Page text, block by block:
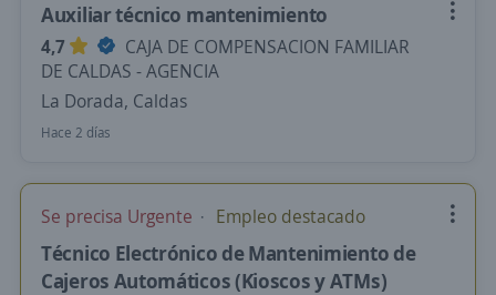
Auxiliar técnico mantenimiento
4,7
CAJA DE COMPENSACION FAMILIAR
DE CALDAS - AGENCIA
La Dorada, Caldas
Hace 2 días
Se precisa Urgente Empleo destacado
Técnico Electrónico de Mantenimiento de
Cajeros Automáticos (Kioscos y ATMs)